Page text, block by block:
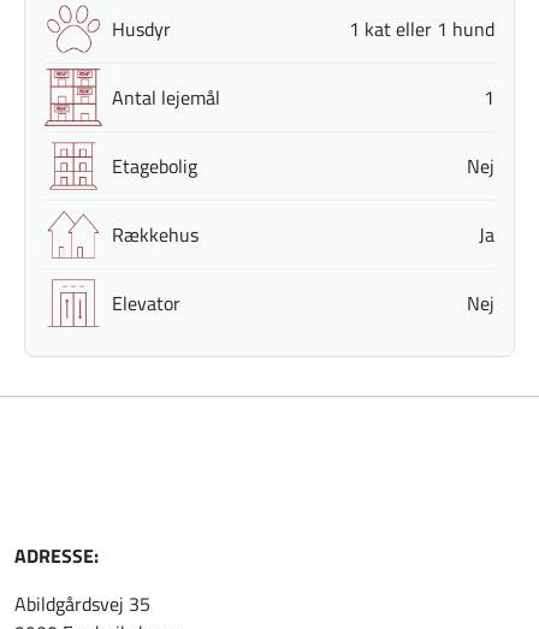
Husdyr 1 kat eller 1 hund
Antal lejemål 1
Etagebolig Nej
Rækkehus Ja
Elevator Nej
ADRESSE:
Abildgårdsvej 35